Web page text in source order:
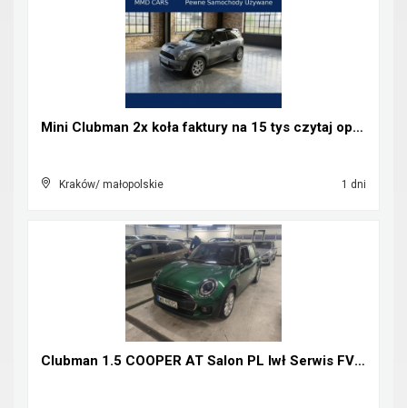
Mini Clubman 2x koła faktury na 15 tys czytaj opis...
Kraków/ małopolskie 1 dni
Clubman 1.5 COOPER AT Salon PL Iwł Serwis FV23%